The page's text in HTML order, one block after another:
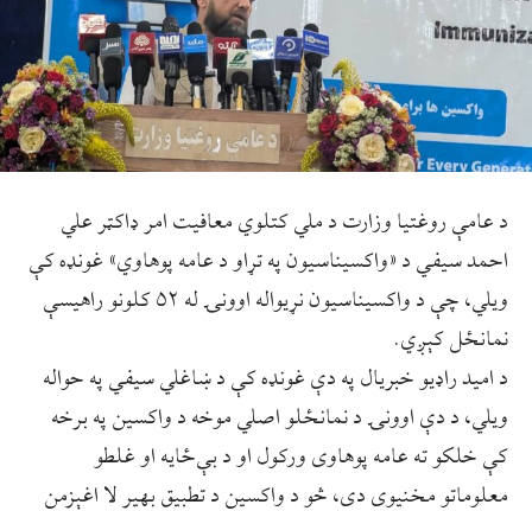
د عامې روغتیا وزارت د ملي کتلوي معافیت امر ډاکټر علي
احمد سیفي د «واکسيناسيون په تړاو د عامه پوهاوي» غونډه کې
ویلي، چې د واکسیناسیون نړیواله اوونۍ له ۵۲ کلونو راهیسې
نمانځل کېږي.
د اميد راډيو خبريال په دې غونډه کې د ښاغلي سيفي په حواله
ويلي، د دې اوونۍ د نمانځلو اصلي موخه د واکسین په برخه
کې خلکو ته عامه پوهاوی ورکول او د بې‌ځایه او غلطو
معلوماتو مخنیوی دی، څو د واکسین د تطبیق بهیر لا اغېزمن